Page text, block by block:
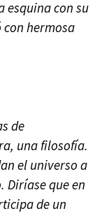
esquina con su
hermosa
de
una filosofía.
el universo a
Diríase que en
de un